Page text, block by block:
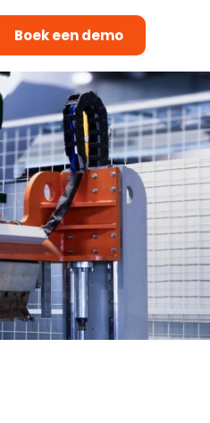
Boek een demo